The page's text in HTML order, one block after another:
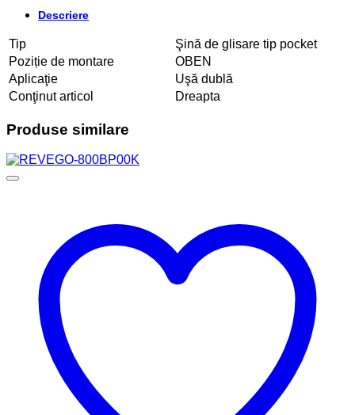
Descriere
Tip
Şină de glisare tip pocket
Poziție de montare
OBEN
Aplicaţie
Uşă dublă
Conţinut articol
Dreapta
Produse similare